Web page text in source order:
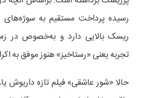
رسیده پرداخت مستقیم به سوژه‌های
ریسک بالایی دارد و به‌خصوص در
تجربه یعنی «رستاخیز»‌ هنوز موفق به
حالا «شور عاشقی» فیلم تازه داریوش